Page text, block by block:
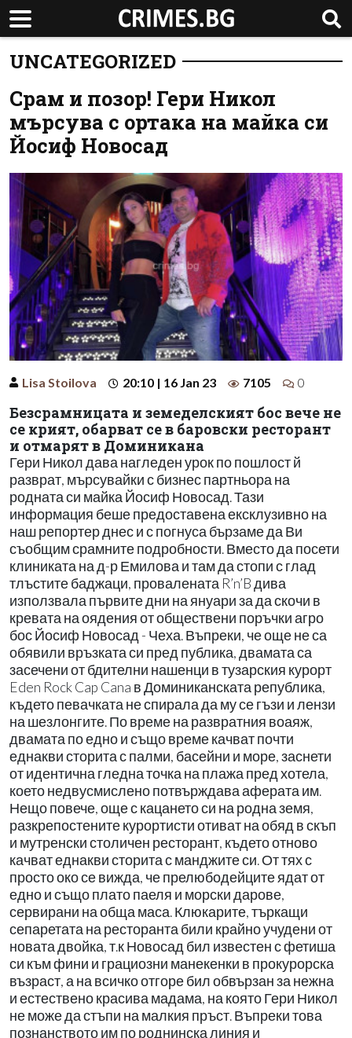
UNCATEGORIZED
Срам и позор! Гери Никол
мърсува с ортака на майка си
Йосиф Новосад
Lisa Stoilova 20:10 | 16 Jan 23 7105 0
Безсрамницата и земеделският бос вече не
се крият, обарват се в баровски ресторант
и отмарят в Доминикана
Гери Никол дава нагледен урок по пошлост й
разврат, мърсувайки с бизнес партньора на
родната си майка Йосиф Новосад. Тази
информация беше предоставена ексклузивно на
наш репортер днес и с погнуса бързаме да Ви
съобщим срамните подробности. Вместо да посети
клиниката на д-р Емилова и там да стопи с глад
тлъстите баджаци, провалената R’n’B дива
използвала първите дни на януари за да скочи в
кревата на оядения от обществени поръчки агро
бос Йосиф Новосад - Чеха. Въпреки, че още не са
обявили връзката си пред публика, двамата са
засечени от бдителни нашенци в тузарския курорт
Eden Rock Cap Cana в Доминиканската република,
където певачката не спирала да му се гъзи и лензи
на шезлонгите. По време на развратния воаяж,
двамата по едно и също време качват почти
еднакви сторита с палми, басейни и море, заснети
от идентична гледна точка на плажа пред хотела,
което недвусмислено потвърждава аферата им.
Нещо повече, още с кацането си на родна земя,
разкрепостените курортисти отиват на обяд в скъп
и мутренски столичен ресторант, където отново
качват еднакви сторита с манджите си. От тях с
просто око се вижда, че прелюбодейците ядат от
едно и също плато паеля и морски дарове,
сервирани на обща маса. Клюкарите, търкащи
сепаретата на ресторанта били крайно учудени от
новата двойка, т.к Новосад бил известен с фетиша
си към фини и грациозни манекенки в прокурорска
възраст, а на всичко отгоре бил обвързан за нежна
и естествено красива мадама, на която Гери Никол
не може да стъпи на малкия пръст. Въпреки това
познанството им по роднинска линия и